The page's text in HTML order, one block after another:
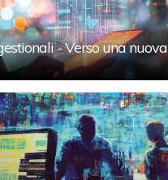
- Verso una nuova